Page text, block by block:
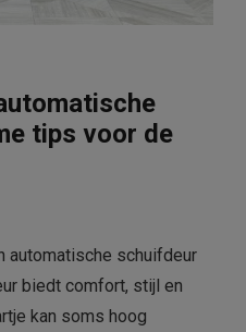
tips voor de
automatische schuifdeur
biedt comfort, stijl en
kan soms hoog